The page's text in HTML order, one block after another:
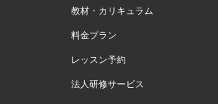
教材・カリキュラム
料金プラン
レッスン予約
法人研修サービス